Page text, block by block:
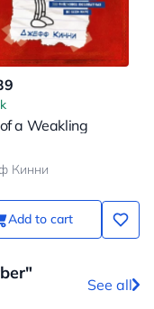
a Weakling
Кинни
Add to cart
See all